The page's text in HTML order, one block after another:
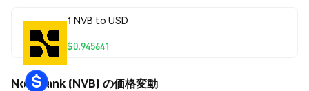
1 NVB to USD
$0.945641
NovaBank (NVB) の価格変動